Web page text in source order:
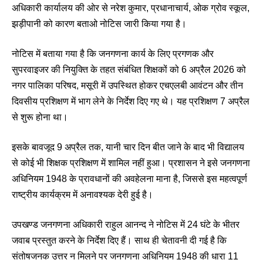
अधिकारी कार्यालय की ओर से नरेश कुमार, प्रधानाचार्य, ओक ग्रोव स्कूल,
झड़ीपानी को कारण बताओ नोटिस जारी किया गया है।
नोटिस में बताया गया है कि जनगणना कार्य के लिए प्रगणक और
सुपरवाइजर की नियुक्ति के तहत संबंधित शिक्षकों को 6 अप्रैल 2026 को
नगर पालिका परिषद, मसूरी में उपस्थित होकर एचएलबी आवंटन और तीन
दिवसीय प्रशिक्षण में भाग लेने के निर्देश दिए गए थे। यह प्रशिक्षण 7 अप्रैल
से शुरू होना था।
इसके बावजूद 9 अप्रैल तक, यानी चार दिन बीत जाने के बाद भी विद्यालय
से कोई भी शिक्षक प्रशिक्षण में शामिल नहीं हुआ। प्रशासन ने इसे जनगणना
अधिनियम 1948 के प्रावधानों की अवहेलना माना है, जिससे इस महत्वपूर्ण
राष्ट्रीय कार्यक्रम में अनावश्यक देरी हुई है।
उपखण्ड जनगणना अधिकारी राहुल आनन्द ने नोटिस में 24 घंटे के भीतर
जवाब प्रस्तुत करने के निर्देश दिए हैं। साथ ही चेतावनी दी गई है कि
संतोषजनक उत्तर न मिलने पर जनगणना अधिनियम 1948 की धारा 11